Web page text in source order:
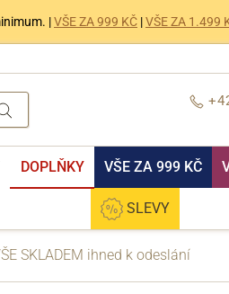
|VŠE ZA 999 KČ |VŠE ZA 1.499
DOPLŇKY VŠE ZA 999 KČ
SLEVY
SKLADEM ihned k odeslání